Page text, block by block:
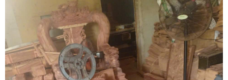
Khôi Nguyên mang đến dịch vụ tháo ráp giường tủ chuyên nghiệp
tận nhà tại khu vực Củ Chi với quy trình bao bọc lót siêu khắt khe,
giúp loại bỏ hoàn toàn nỗi lo lắng và bảo vệ vững chãi cho tài sản
giá trị của gia đình bạn. Quý khách hàng cần khảo sát khối lượng
đồ đạc và nhận bảng báo giá tốt nhất hãy gọi ngay hotline hỗ trợ
liên tục 24 trên 7 qua số 0913 371 378 hoặc 0972 366 628 để nhận
phản hồi siêu tốc từ đội ngũ Khôi Nguyên.